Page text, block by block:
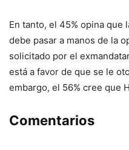
En tanto, el 45% opina que
debe pasar a manos de la
solicitado por el
está a favor de que se le
embargo, el 56% cree que
Comentarios